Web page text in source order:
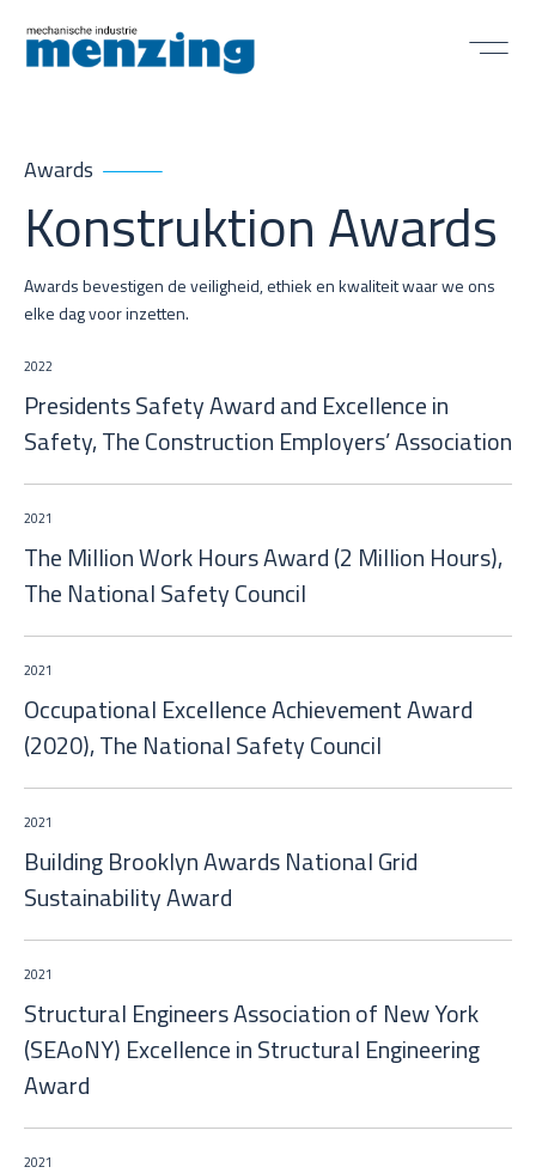
Awards
Konstruktion Awards
Awards bevestigen de veiligheid, ethiek en kwaliteit waar we ons
elke dag voor inzetten.
2022
Presidents Safety Award and Excellence in
Safety, The Construction Employers’ Association
2021
The Million Work Hours Award (2 Million Hours),
The National Safety Council
2021
Occupational Excellence Achievement Award
(2020), The National Safety Council
2021
Building Brooklyn Awards National Grid
Sustainability Award
2021
Structural Engineers Association of New York
(SEAoNY) Excellence in Structural Engineering
Award
2021